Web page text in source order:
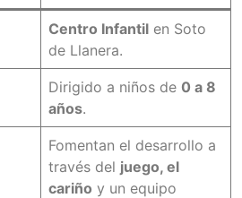
Centro Infantil en Soto
de Llanera.
Dirigido a niños de 0 a 8
años.
Fomentan el desarrollo a
través del juego, el
cariño y un equipo